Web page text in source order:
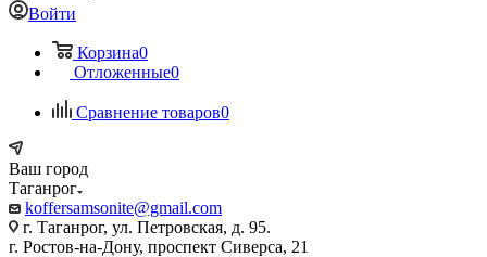
Войти
Корзина0
Отложенные0
Сравнение товаров0
Ваш город
Таганрог
koffersamsonite@gmail.com
г. Таганрог, ул. Петровская, д. 95.
г. Ростов-на-Дону, проспект Сиверса, 21